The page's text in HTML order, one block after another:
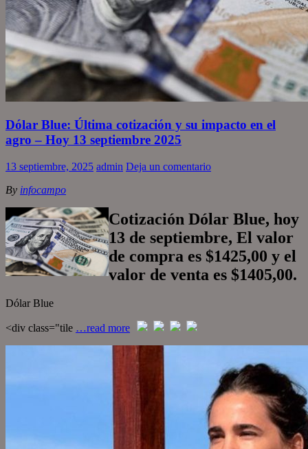
Dólar Blue: Última cotización y su impacto en el
agro – Hoy 13 septiembre 2025
13 septiembre, 2025 admin Deja un comentario
By infocampo
Cotización Dólar Blue, hoy
13 de septiembre, El valor
de compra es $1425,00 y el
valor de venta es $1405,00.
Dólar Blue
<div class="tile …read more